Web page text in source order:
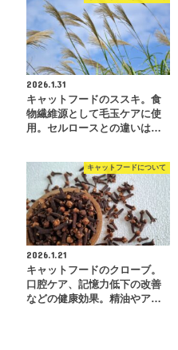
2026.1.31
キャットフードのススキ。食
物繊維源として毛玉ケアに使
用。セルロースとの違いは…
キャットフードについて
2026.1.21
キャットフードのクローブ。
口腔ケア、記憶力低下の改善
などの健康効果。精油やア…